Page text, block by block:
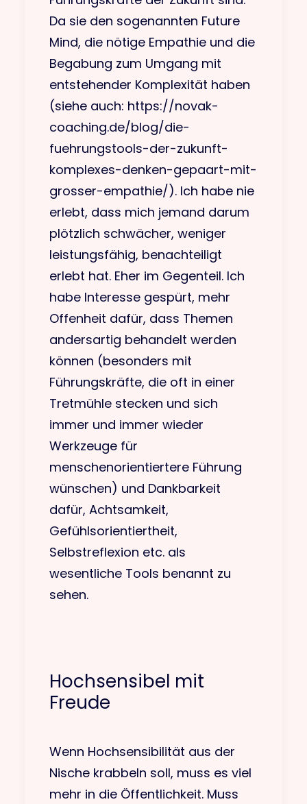
Da sie den sogenannten Future
Mind, die nötige Empathie und die
Begabung zum Umgang mit
entstehender Komplexität haben
(siehe auch: https://novak-
coaching.de/blog/die-
fuehrungstools-der-zukunft-
komplexes-denken-gepaart-mit-
grosser-empathie/). Ich habe nie
erlebt, dass mich jemand darum
plötzlich schwächer, weniger
leistungsfähig, benachteiligt
erlebt hat. Eher im Gegenteil. Ich
habe Interesse gespürt, mehr
Offenheit dafür, dass Themen
andersartig behandelt werden
können (besonders mit
Führungskräfte, die oft in einer
Tretmühle stecken und sich
immer und immer wieder
Werkzeuge für
menschenorientiertere Führung
wünschen) und Dankbarkeit
dafür, Achtsamkeit,
Gefühlsorientiertheit,
Selbstreflexion etc. als
wesentliche Tools benannt zu
sehen.
Hochsensibel mit
Freude
Wenn Hochsensibilität aus der
Nische krabbeln soll, muss es viel
mehr in die Öffentlichkeit. Muss